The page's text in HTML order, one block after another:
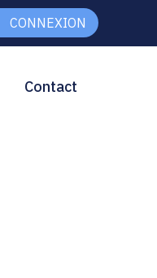
CONNEXION
Contact